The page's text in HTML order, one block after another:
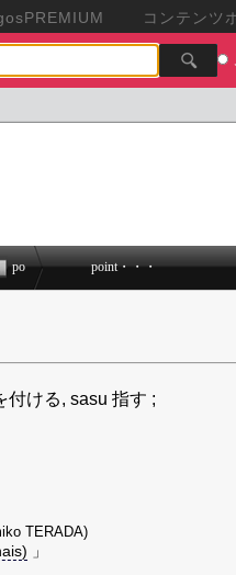
コンテンツ
po point・・・
付ける, sasu 指す ;
TERADA)
」